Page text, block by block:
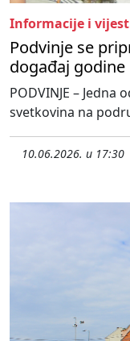
Informacije i
Podvinje se
događaj godine
PODVINJE –
svetkovina na
10.06.2026. u 17:30